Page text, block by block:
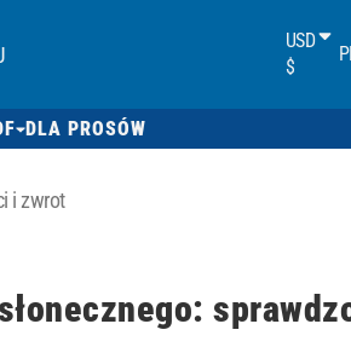
USD
$
DLA PROSÓW
i zwrot